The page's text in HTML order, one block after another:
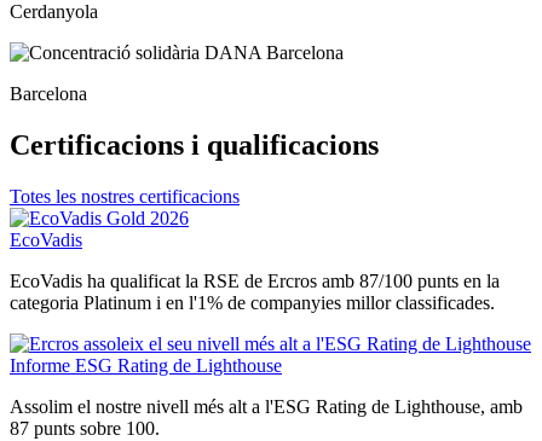
Cerdanyola
Barcelona
Certificacions i qualificacions
Totes les nostres certificacions
EcoVadis
EcoVadis ha qualificat la RSE de Ercros amb 87/100 punts en la
categoria Platinum i en l'1% de companyies millor classificades.
Informe ESG Rating de Lighthouse
Assolim el nostre nivell més alt a l'ESG Rating de Lighthouse, amb
87 punts sobre 100.